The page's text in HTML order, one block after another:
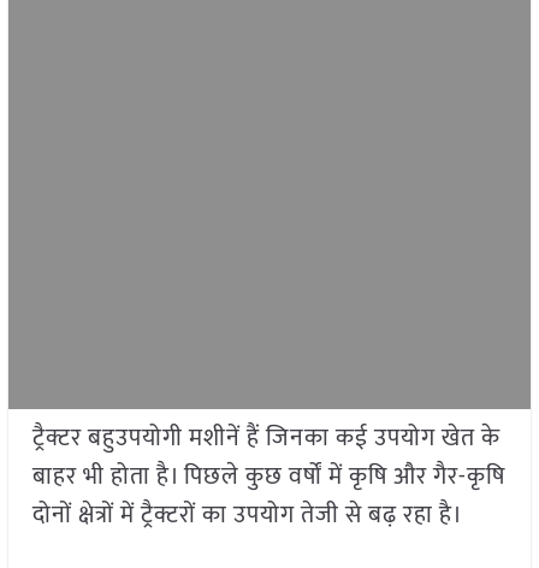
ट्रैक्टर बहुउपयोगी मशीनें हैं जिनका कई उपयोग खेत के
बाहर भी होता है। पिछले कुछ वर्षों में कृषि और गैर-कृषि
दोनों क्षेत्रों में ट्रैक्टरों का उपयोग तेजी से बढ़ रहा है।